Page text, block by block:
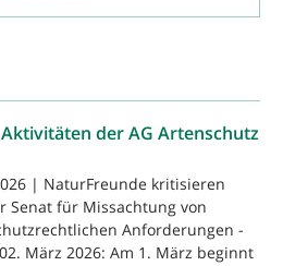
der AG Artenschutz
| NaturFreunde kritisieren
Senat für Missachtung von
Anforderungen -
März 2026: Am 1. März beginnt